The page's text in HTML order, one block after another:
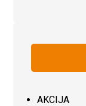
AKCIJA